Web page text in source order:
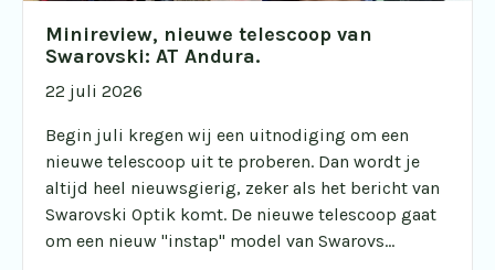
Minireview, nieuwe telescoop van
Swarovski: AT Andura.
22 juli 2026
Begin juli kregen wij een uitnodiging om een
nieuwe telescoop uit te proberen. Dan wordt je
altijd heel nieuwsgierig, zeker als het bericht van
Swarovski Optik komt. De nieuwe telescoop gaat
om een nieuw "instap" model van Swarovs...